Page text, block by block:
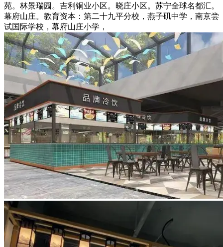
苑。林景瑞园。吉利铜业小区。晓庄小区。苏宁全球名都汇。
幕府山庄。教育资本：第二十九平分校，燕子矶中学，南京尝
试国际学校，幕府山庄小学，